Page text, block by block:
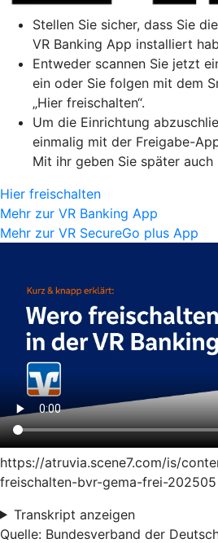
Stellen Sie sicher, dass Sie
VR Banking App installiert
Entweder scannen Sie jetzt
ein oder Sie folgen mit dem
„Hier freischalten“.
Um die Einrichtung
einmalig mit der Freigabe-
Mit ihr geben Sie später
Hier freischalten
Mehr zur VR Banking App
Mehr zur VR SecureGo plus App
https://atruvia.scene7.com/is/
freischalten-bvr-gema-frei-202505
Transkript anzeigen
Quelle: Bundesverband der